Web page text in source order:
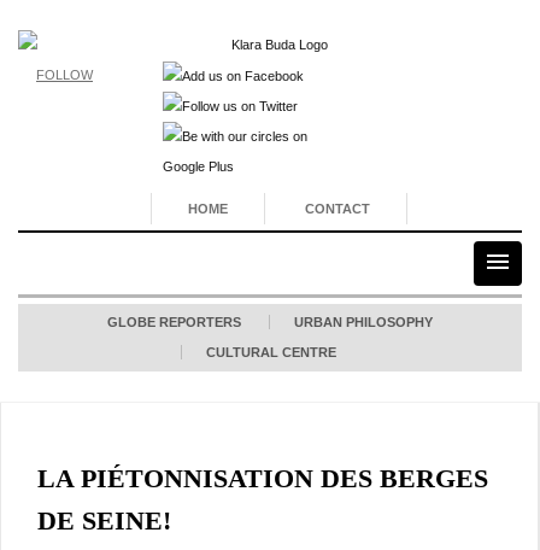
FOLLOW
HOME CONTACT
GLOBE REPORTERS URBAN PHILOSOPHY
CULTURAL CENTRE
LA PIÉTONNISATION DES BERGES
DE SEINE!